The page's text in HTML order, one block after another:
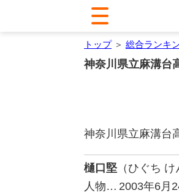
トップ＞ 総合ランキ
神奈川県立麻溝台
神奈川県立麻溝台
樋口堅 （ひぐち け
人物… 2003年6月